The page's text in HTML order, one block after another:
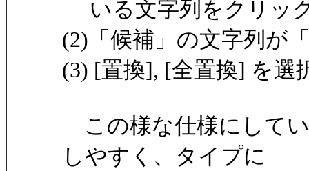
いる文字列をクリッ
(2)「候補」の文字列が
(3) [置換], [全置換] を選
この様な仕様にして
しやすく、タイプに